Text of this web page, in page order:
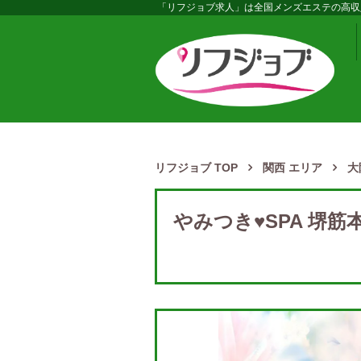
「リフジョブ求人」は全国メンズエステの高
リフジョブ TOP 関西 エリア
やみつき♥SPA 堺筋